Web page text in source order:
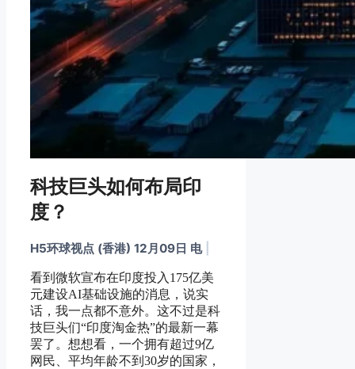
科技巨头如何布局印
度？
H5环球视点 (香港) 12月09日 电
看到微软宣布在印度投入175亿美
元建设AI基础设施的消息，说实
话，我一点都不意外。这不过是科
技巨头们“印度淘金热”的最新一幕
罢了。想想看，一个拥有超过9亿
网民、平均年龄不到30岁的国家，